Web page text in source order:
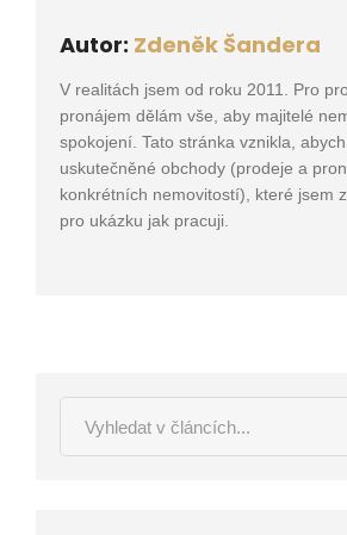
Autor: Zdeněk Šandera
V realitách jsem od roku 2011. Pro
pronájem dělám vše, aby majitelé
spokojení. Tato stránka vznikla,
uskutečněné obchody (prodeje a
konkrétních nemovitostí), které jsem
pro ukázku jak pracuji.